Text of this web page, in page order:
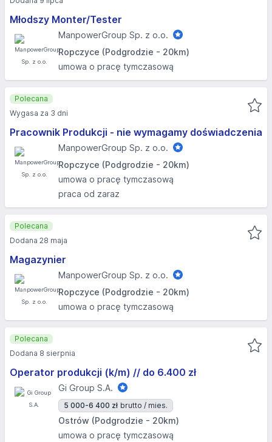
Młodszy Monter/Tester
ManpowerGroup Sp. z o.o.
Ropczyce (Podgrodzie - 20km)
umowa o pracę tymczasową
Pracownik Produkcji - nie wymagamy doświadczenia
ManpowerGroup Sp. z o.o.
Ropczyce (Podgrodzie - 20km)
umowa o pracę tymczasową
praca od zaraz
Polecana
Wygasa za 3 dni
Magazynier
ManpowerGroup Sp. z o.o.
Ropczyce (Podgrodzie - 20km)
umowa o pracę tymczasową
Polecana
Dodana 28 maja
Operator produkcji (k/m) // do 6.400 zł
Gi Group S.A.
5 000-6 400 zł brutto / mies.
Ostrów (Podgrodzie - 20km)
umowa o pracę tymczasową
Polecana
Dodana 8 sierpnia